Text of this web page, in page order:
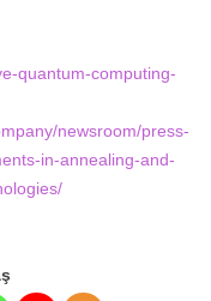
quantum-computing-
newsroom/press-
in-annealing-and-